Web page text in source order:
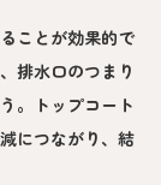
ことが効果的で
排水口のつまり
。トップコート
につながり、結